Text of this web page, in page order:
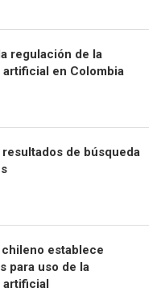
regulación de la
en Colombia
de búsqueda
establece
para uso de la
artificial